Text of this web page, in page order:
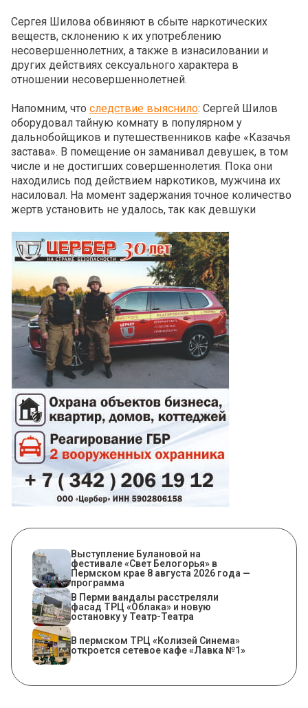
Сергея Шилова обвиняют в сбыте наркотических
веществ, склонению к их употреблению
несовершеннолетних, а также в изнасиловании и
других действиях сексуального характера в
отношении несовершеннолетней.
Напомним, что следствие выяснило: Сергей Шилов
оборудовал тайную комнату в популярном у
дальнобойщиков и путешественников кафе «Казачья
застава». В помещение он заманивал девушек, в том
числе и не достигших совершеннолетия. Пока они
находились под действием наркотиков, мужчина их
насиловал. На момент задержания точное количество
жертв установить не удалось, так как девшуки
Выступление Булановой на
фестивале «Свет Белогорья» в
Пермском крае 8 августа 2026 года —
программа
В Перми вандалы расстреляли
фасад ТРЦ «Облака» и новую
остановку у Театр-Театра
​В пермском ТРЦ «Колизей Синема»
откроется сетевое кафе «Лавка №1»